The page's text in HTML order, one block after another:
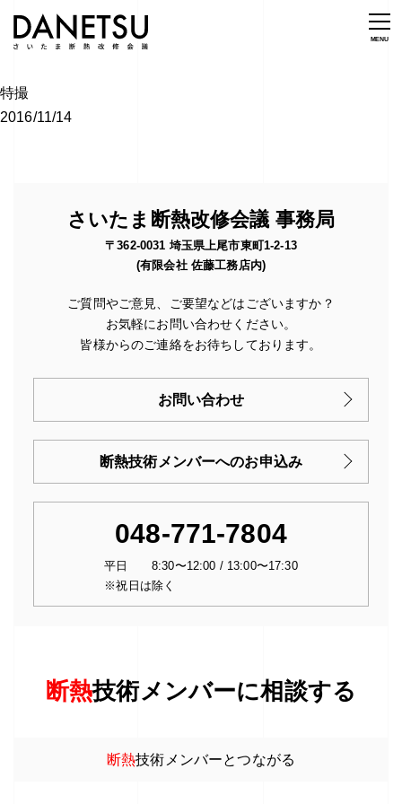
特撮
2016/11/14
さいたま断熱改修会議 事務局
〒362-0031 埼玉県上尾市東町1-2-13
(有限会社 佐藤工務店内)
ご質問やご意見、ご要望などはございますか？
お気軽にお問い合わせください。
皆様からのご連絡をお待ちしております。
お問い合わせ
断熱技術メンバーへのお申込み
048-771-7804
平日 8:30〜12:00 / 13:00〜17:30
※祝日は除く
断熱技術メンバーに相談する
断熱技術メンバーとつながる